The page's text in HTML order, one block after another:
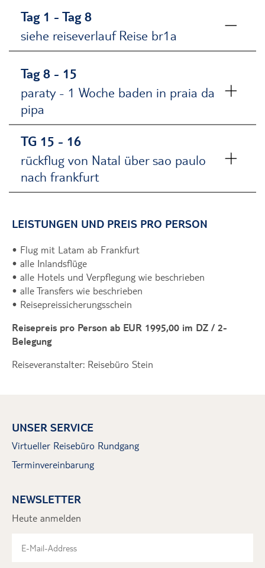
Tag 1 - Tag 8
siehe reiseverlauf Reise br1a
Tag 8 - 15
paraty - 1 Woche baden in praia da
pipa
TG 15 - 16
rückflug von Natal über sao paulo
nach frankfurt
LEISTUNGEN UND PREIS PRO PERSON
• Flug mit Latam ab Frankfurt
• alle Inlandsflüge
• alle Hotels und Verpflegung wie beschrieben
• alle Transfers wie beschrieben
• Reisepreissicherungsschein
Reisepreis pro Person ab EUR 1995,00 im DZ / 2-
Belegung
Reiseveranstalter: Reisebüro Stein
UNSER SERVICE
Virtueller Reisebüro Rundgang
Terminvereinbarung
NEWSLETTER
Heute anmelden